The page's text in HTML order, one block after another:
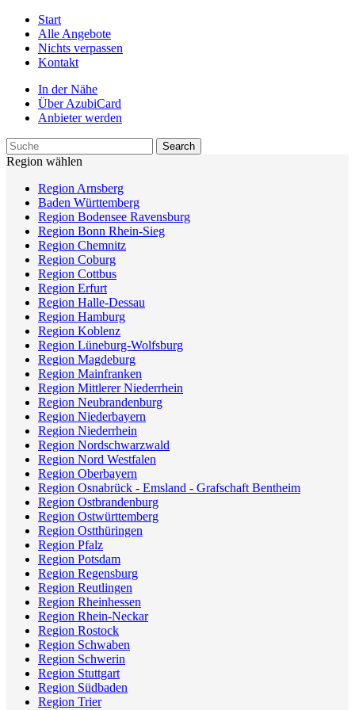
Start
Alle Angebote
Nichts verpassen
Kontakt
In der Nähe
Über AzubiCard
Anbieter werden
Region wählen
Region Arnsberg
Baden Württemberg
Region Bodensee Ravensburg
Region Bonn Rhein-Sieg
Region Chemnitz
Region Coburg
Region Cottbus
Region Erfurt
Region Halle-Dessau
Region Hamburg
Region Koblenz
Region Lüneburg-Wolfsburg
Region Magdeburg
Region Mainfranken
Region Mittlerer Niederrhein
Region Neubrandenburg
Region Niederbayern
Region Niederrhein
Region Nordschwarzwald
Region Nord Westfalen
Region Oberbayern
Region Osnabrück - Emsland - Grafschaft Bentheim
Region Ostbrandenburg
Region Ostwürttemberg
Region Ostthüringen
Region Pfalz
Region Potsdam
Region Regensburg
Region Reutlingen
Region Rheinhessen
Region Rhein-Neckar
Region Rostock
Region Schwaben
Region Schwerin
Region Stuttgart
Region Südbaden
Region Trier